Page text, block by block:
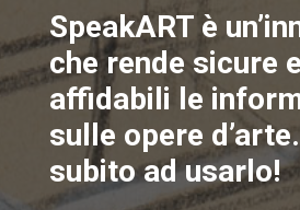
SpeakART è
che rende sicure
affidabili le
sulle opere
subito ad usarlo!